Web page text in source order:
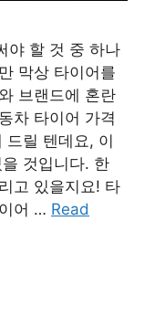
야 할 것 중 하나
막상 타이어를
브랜드에 혼란
차 타이어 가격
드릴 텐데요, 이
것입니다. 한
고 있을지요! 타
어 … Read